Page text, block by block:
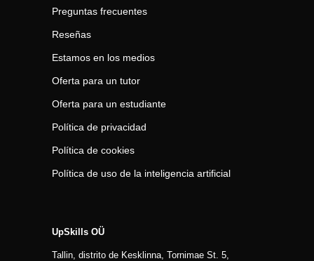
Preguntas frecuentes
Reseñas
Estamos en los medios
Oferta para un tutor
Oferta para un estudiante
Política de privacidad
Política de cookies
Política de uso de la inteligencia artificial
UpSkills OÜ
Tallin, distrito de Kesklinna, Tornimаe St. 5,